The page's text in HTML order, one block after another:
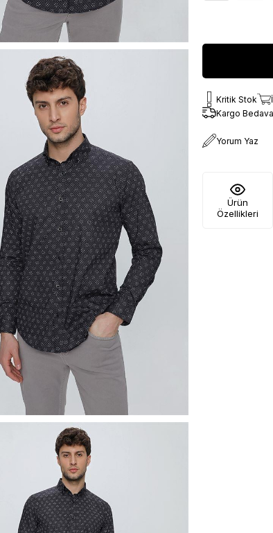
Kritik Stok
Kargo Bedava
Yorum Yaz
Ürün
Özellikleri